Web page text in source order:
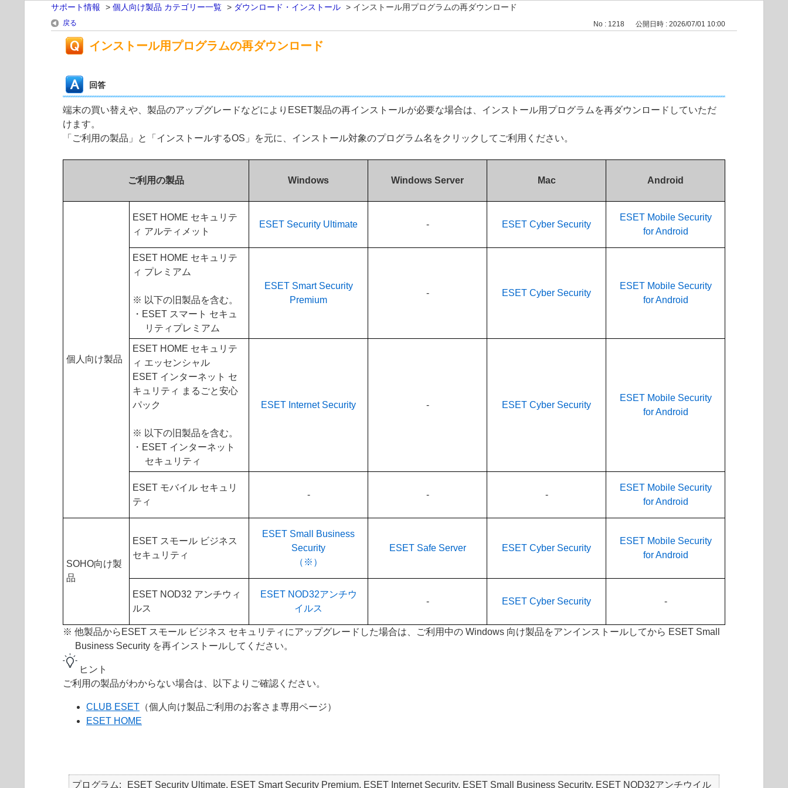
サポート情報 > 個人向け製品 カテゴリー一覧 > ダウンロード・インストール > インストール用プログラムの再ダウンロード
戻る No : 1218 公開日時 : 2026/07/01 10:00
インストール用プログラムの再ダウンロード
回答
端末の買い替えや、製品のアップグレードなどによりESET製品の再インストールが必要な場合は、インストール用プログラムを再ダウンロードしていただ
けます。
「ご利用の製品」と「インストールするOS」を元に、インストール対象のプログラム名をクリックしてご利用ください。
ご利用の製品 Windows Windows Server Mac Android
個人向け製品
ESET HOME セキュリテ
ィ アルティメット
ESET Security Ultimate - ESET Cyber Security
ESET Mobile Security
for Android
ESET HOME セキュリテ
ィ プレミアム
※ 以下の旧製品を含む。
・ESET スマート セキュ
リティプレミアム
ESET Smart Security
Premium
- ESET Cyber Security
ESET Mobile Security
for Android
ESET HOME セキュリテ
ィ エッセンシャル
ESET インターネット セ
キュリティ まるごと安心
パック
※ 以下の旧製品を含む。
・ESET インターネット
セキュリティ
ESET Internet Security - ESET Cyber Security
ESET Mobile Security
for Android
ESET モバイル セキュリ
ティ
- - -
ESET Mobile Security
for Android
SOHO向け製
品
ESET スモール ビジネス
セキュリティ
ESET Small Business
Security
（※）
ESET Safe Server ESET Cyber Security
ESET Mobile Security
for Android
ESET NOD32 アンチウィ
ルス
ESET NOD32アンチウ
イルス
- ESET Cyber Security -
※ 他製品からESET スモール ビジネス セキュリティにアップグレードした場合は、ご利用中の Windows 向け製品をアンインストールしてから ESET Small
Business Security を再インストールしてください。
ヒント
ご利用の製品がわからない場合は、以下よりご確認ください。
CLUB ESET （個人向け製品ご利用のお客さま専用ページ）
ESET HOME
プログラム ESET Security Ultimate, ESET Smart Security Premium, ESET Internet Security, ESET Small Business Security, ESET NOD32アンチウイル